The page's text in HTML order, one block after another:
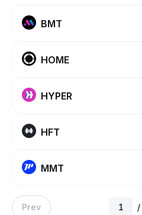
BMT
HOME
HYPER
HFT
MMT
Prev /